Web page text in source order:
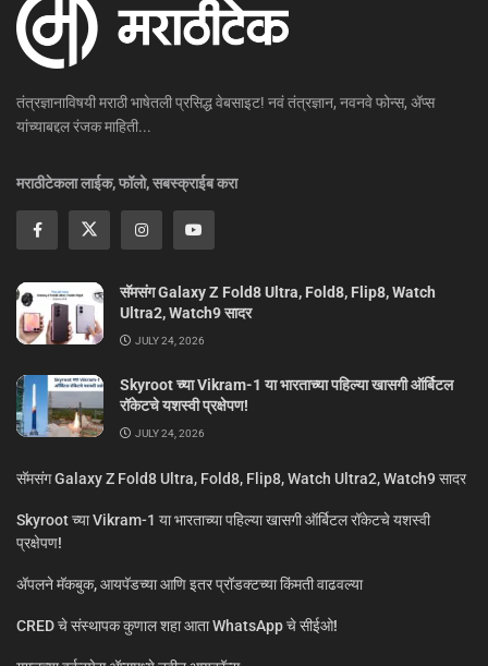
तंत्रज्ञानाविषयी मराठी भाषेतली प्रसिद्ध वेबसाइट! नवं तंत्रज्ञान, नवनवे फोन्स, ॲप्स
यांच्याबद्दल रंजक माहिती...
मराठीटेकला लाईक, फॉलो, सबस्क्राईब करा
सॅमसंग Galaxy Z Fold8 Ultra, Fold8, Flip8, Watch
Ultra2, Watch9 सादर
JULY 24, 2026
Skyroot च्या Vikram-1 या भारताच्या पहिल्या खासगी ऑर्बिटल
रॉकेटचे यशस्वी प्रक्षेपण!
JULY 24, 2026
सॅमसंग Galaxy Z Fold8 Ultra, Fold8, Flip8, Watch Ultra2, Watch9 सादर
Skyroot च्या Vikram-1 या भारताच्या पहिल्या खासगी ऑर्बिटल रॉकेटचे यशस्वी
प्रक्षेपण!
ॲपलने मॅकबुक, आयपॅडच्या आणि इतर प्रॉडक्टच्या किंमती वाढवल्या
CRED चे संस्थापक कुणाल शहा आता WhatsApp चे सीईओ!